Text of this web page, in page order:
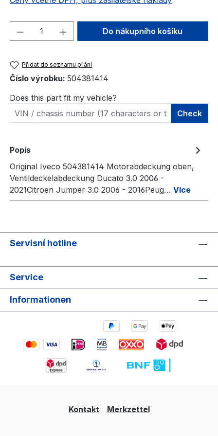
Množství produktu: Zadejte
Do nákupního košíku
Přidat do seznamu přání
Číslo výrobku: 504381414
Does this part fit my vehicle?
Check
Popis
Original Iveco 504381414 Motorabdeckung oben,
Ventildeckelabdeckung Ducato 3.0 2006 -
2021Citroen Jumper 3.0 2006 - 2016Peug… Více
Servisní hotline
Service
Informationen
Kontakt Merkzettel